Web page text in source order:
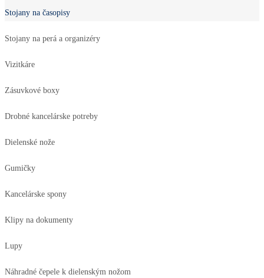
Stojany na časopisy
Stojany na perá a organizéry
Vizitkáre
Zásuvkové boxy
Drobné kancelárske potreby
Dielenské nože
Gumičky
Kancelárske spony
Klipy na dokumenty
Lupy
Náhradné čepele k dielenským nožom